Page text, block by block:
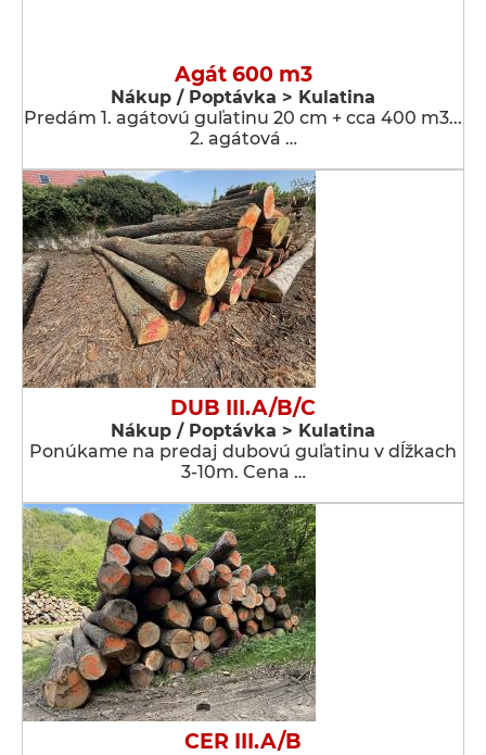
Agát 600 m3
Nákup / Poptávka > Kulatina
Predám 1. agátovú guľatinu 20 cm + cca 400 m3...
2. agátová …
DUB III.A/B/C
Nákup / Poptávka > Kulatina
Ponúkame na predaj dubovú guľatinu v dĺžkach
3-10m. Cena …
CER III.A/B